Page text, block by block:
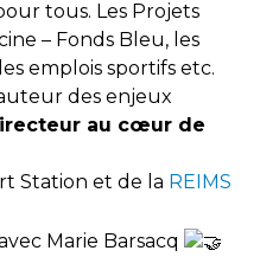
tous. Les Projets
– Fonds Bleu, les
emplois sportifs etc.
des enjeux
au cœur de
Station et de la REIMS
Marie Barsacq